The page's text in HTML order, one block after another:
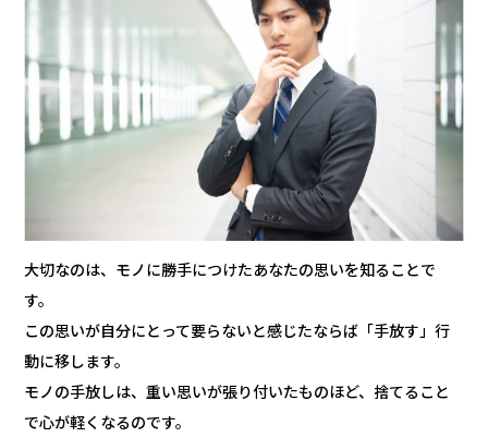
大切なのは、モノに勝手につけたあなたの思いを知ることで
す。
この思いが自分にとって要らないと感じたならば「手放す」行
動に移します。
モノの手放しは、重い思いが張り付いたものほど、捨てること
で心が軽くなるのです。